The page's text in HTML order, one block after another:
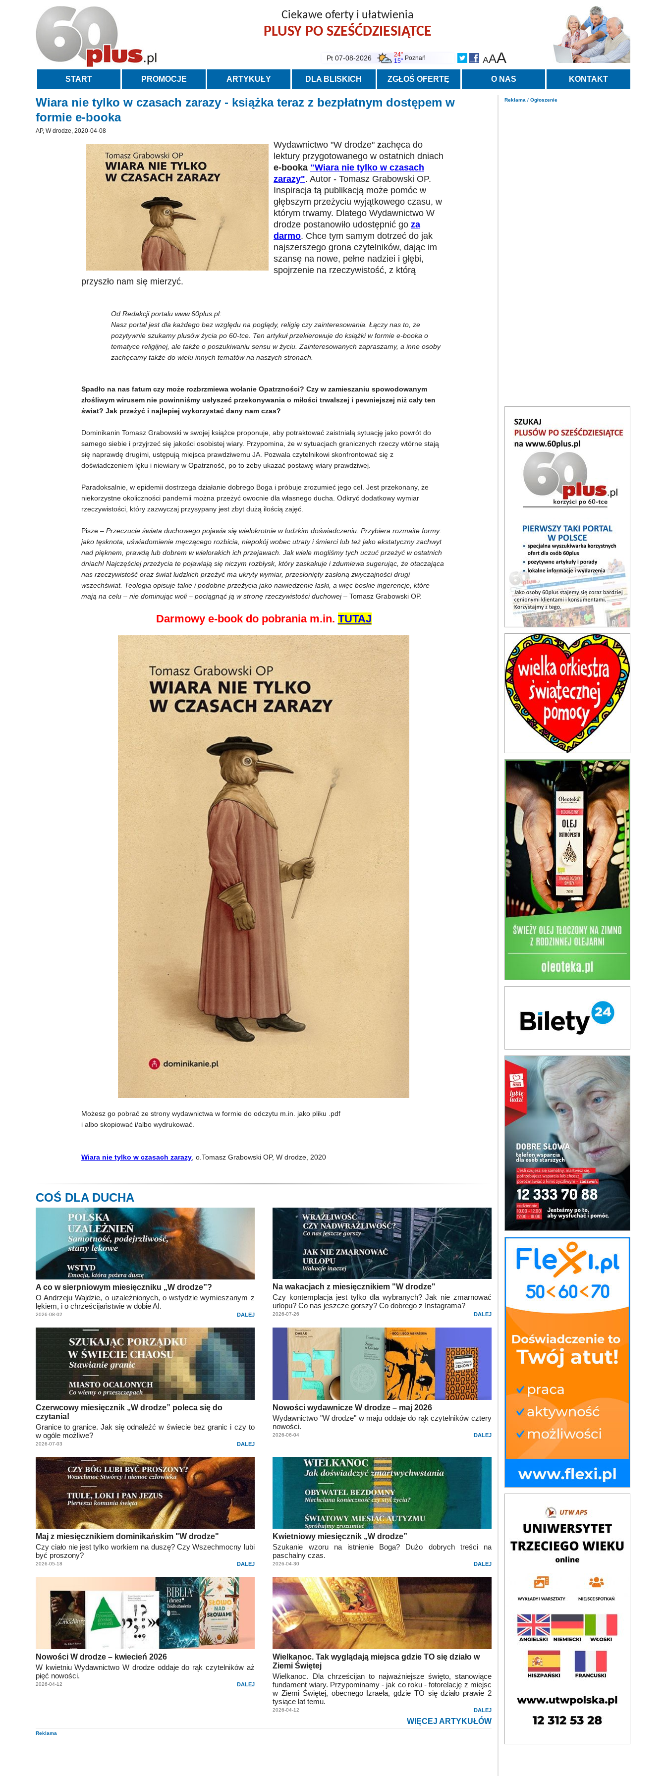
Ciekawe oferty i ułatwienia
PLUSY PO SZEŚĆDZIESIĄTCE
AAA
Pt 07-08-2026
24°
15° Poznań
START PROMOCJE ARTYKUŁY DLA BLISKICH ZGŁOŚ OFERTĘ O NAS KONTAKT
Reklama / Ogłoszenie
Wiara nie tylko w czasach zarazy - książka teraz z bezpłatnym dostępem w
formie e-booka
AP, W drodze, 2020-04-08
Wydawnictwo "W drodze" zachęca do
lektury przygotowanego w ostatnich dniach
e-booka "Wiara nie tylko w czasach
zarazy". Autor - Tomasz Grabowski OP.
Inspiracja tą publikacją może pomóc w
głębszym przeżyciu wyjątkowego czasu, w
którym trwamy. Dlatego Wydawnictwo W
drodze postanowiło udostępnić go za
darmo. Chce tym samym dotrzeć do jak
najszerszego grona czytelników, dając im
szansę na nowe, pełne nadziei i głębi,
spojrzenie na rzeczywistość, z którą
przyszło nam się mierzyć.
Od Redakcji portalu www.60plus.pl:
Nasz portal jest dla każdego bez względu na poglądy, religię czy zainteresowania. Łączy nas to, że
pozytywnie szukamy plusów życia po 60-tce. Ten artykuł przekierowuje do książki w formie e-booka o
tematyce religijnej, ale także o poszukiwaniu sensu w życiu. Zainteresowanych zapraszamy, a inne osoby
zachęcamy także do wielu innych tematów na naszych stronach.
Spadło na nas fatum czy może rozbrzmiewa wołanie Opatrzności? Czy w zamieszaniu spowodowanym
złośliwym wirusem nie powinniśmy usłyszeć przekonywania o miłości trwalszej i pewniejszej niż cały ten
świat? Jak przeżyć i najlepiej wykorzystać dany nam czas?
Dominikanin Tomasz Grabowski w swojej książce proponuje, aby potraktować zaistniałą sytuację jako powrót do
samego siebie i przyjrzeć się jakości osobistej wiary. Przypomina, że w sytuacjach granicznych rzeczy wtórne stają
się naprawdę drugimi, ustępują miejsca prawdziwemu JA. Pozwala czytelnikowi skonfrontować się z
doświadczeniem lęku i niewiary w Opatrzność, po to żeby ukazać postawę wiary prawdziwej.
Paradoksalnie, w epidemii dostrzega działanie dobrego Boga i próbuje zrozumieć jego cel. Jest przekonany, że
niekorzystne okoliczności pandemii można przeżyć owocnie dla własnego ducha. Odkryć dodatkowy wymiar
rzeczywistości, który zazwyczaj przysypany jest zbyt dużą ilością zajęć.
Pisze – Przeczucie świata duchowego pojawia się wielokrotnie w ludzkim doświadczeniu. Przybiera rozmaite formy:
jako tęsknota, uświadomienie męczącego rozbicia, niepokój wobec utraty i śmierci lub też jako ekstatyczny zachwyt
nad pięknem, prawdą lub dobrem w wielorakich ich przejawach. Jak wiele mogliśmy tych uczuć przeżyć w ostatnich
dniach! Najczęściej przeżycia te pojawiają się niczym rozbłysk, który zaskakuje i zdumiewa sugerując, że otaczająca
nas rzeczywistość oraz świat ludzkich przeżyć ma ukryty wymiar, przesłonięty zasłoną zwyczajności drugi
wszechświat. Teologia opisuje takie i podobne przeżycia jako nawiedzenie łaski, a więc boskie ingerencje, które
mają na celu – nie dominując woli – pociągnąć ją w stronę rzeczywistości duchowej– Tomasz Grabowski OP.
Darmowy e-book do pobrania m.in. TUTAJ
Możesz go pobrać ze strony wydawnictwa w formie do odczytu m.in. jako pliku .pdf
i albo skopiować i/albo wydrukować.
Wiara nie tylko w czasach zarazy , o.Tomasz Grabowski OP, W drodze, 2020
COŚ DLA DUCHA
A co w sierpniowym miesięczniku „W drodze”?
O Andrzeju Wajdzie, o uzależnionych, o wstydzie wymieszanym z
lękiem, i o chrześcijaństwie w dobie AI.
2026-08-02 DALEJ
Na wakacjach z miesięcznikiem "W drodze"
Czy kontemplacja jest tylko dla wybranych? Jak nie zmarnować
urlopu? Co nas jeszcze gorszy? Co dobrego z Instagrama?
2026-07-26 DALEJ
Czerwcowy miesięcznik „W drodze” poleca się do
czytania!
Granice to granice. Jak się odnaleźć w świecie bez granic i czy to
w ogóle możliwe?
2026-07-03 DALEJ
Nowości wydawnicze W drodze – maj 2026
Wydawnictwo "W drodze" w maju oddaje do rąk czytelników cztery
nowości.
2026-06-04 DALEJ
Maj z miesięcznikiem dominikańskim "W drodze"
Czy ciało nie jest tylko workiem na duszę? Czy Wszechmocny lubi
być proszony?
2026-05-18 DALEJ
Kwietniowy miesięcznik „W drodze”
Szukanie wzoru na istnienie Boga? Dużo dobrych treści na
paschalny czas.
2026-04-30 DALEJ
Nowości W drodze – kwiecień 2026
W kwietniu Wydawnictwo W drodze oddaje do rąk czytelników aż
pięć nowości.
2026-04-12 DALEJ
Wielkanoc. Tak wyglądają miejsca gdzie TO się działo w
Ziemi Świętej
Wielkanoc. Dla chrześcijan to najważniejsze święto, stanowiące
fundament wiary. Przypominamy - jak co roku - fotorelację z miejsc
w Ziemi Świętej, obecnego Izraela, gdzie TO się działo prawie 2
tysiące lat temu.
2026-04-12 DALEJ
WIĘCEJ ARTYKUŁÓW
Reklama